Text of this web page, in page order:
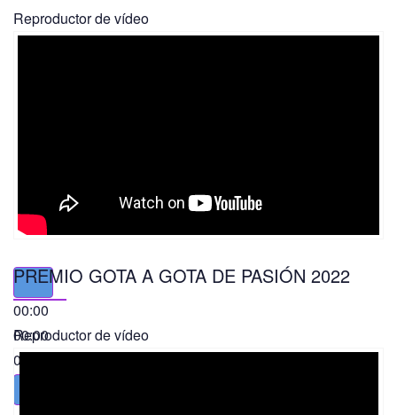
Reproductor de vídeo
00:00
00:00
01:49
PREMIO GOTA A GOTA DE PASIÓN 2022
Reproductor de vídeo